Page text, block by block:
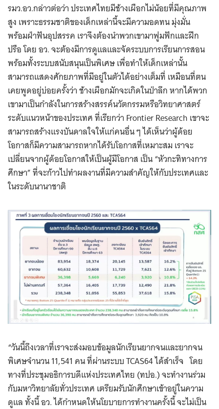
รมว.อว.กล่าวต่อว่า ประเทศไทยมีช้างเผือกไม่น้อยที่มีคุณภาพ
สูง เพราะธรรมชาติของเด็กเหล่านี้จะมีความอดทน มุ่งมั่น
พร้อมฝ่าฟันอุปสรรค เราจึงต้องนำพวกเขามาฟูมฟักและฝึก
ปรือ โดย อว. จะต้องมีการดูแลและจัดระบบการเรียนการสอน
พร้อมทั้งระบบสนับสนุนเป็นพิเศษ เพื่อทำให้เด็กเหล่านั้น
สามารถแสดงศักยภาพที่มีอยู่ในตัวได้อย่างเต็มที่ เหมือนที่ตน
เคยพูดอยู่บ่อยครั้งว่า ช้างเผือกมักจะเกิดในป่าลึก หากได้พวก
เขามาเป็นกำลังในการสร้างสรรค์นวัตกรรมหรือวิทยาศาสตร์
ระดับแนวหน้าของประเทศ ที่เรียกว่า Frontier Research เขาจะ
สามารถสร้างแรงบันดาลใจให้แก่คนอื่น ๆ ได้เห็นว่าผู้ด้อย
โอกาสก็มีความสามารถหากได้รับโอกาสที่เหมาะสม เราจะ
เปลี่ยนจากผู้ด้อยโอกาสให้เป็นผู้มีโอกาส เป็น “หัวกะทิทางการ
ศึกษา” ที่จะก้าวไปทำผลงานที่มีความสำคัญให้กับประเทศและ
ในระดับนานาชาติ
“วันนี้ถึงเวลาที่เราจะส่งมอบข้อมูลนักเรียนยากจนและยากจน
พิเศษจำนวน 11,541 คน ที่ผ่านระบบ TCAS64 ได้สำเร็จ โดย
ทางที่ประชุมอธิการบดีแห่งประเทศไทย (ทปอ.) จะทำงานร่วม
กับมหาวิทยาลัยทั่วประเทศ เตรียมรับนักศึกษาเข้าอยู่ในความ
ดูแล ทั้งนี้ อว. ได้กำหนดให้นโยบายการทำงานครั้งนี้ จะไม่เป็น